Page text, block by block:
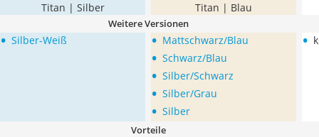
Titan | Silber Titan | Blau
Weitere Versionen
• Silber-Weiß • Mattschwarz/Blau
• Schwarz/Blau
• Silber/Schwarz
• Silber/Grau
• Silber
•
Vorteile